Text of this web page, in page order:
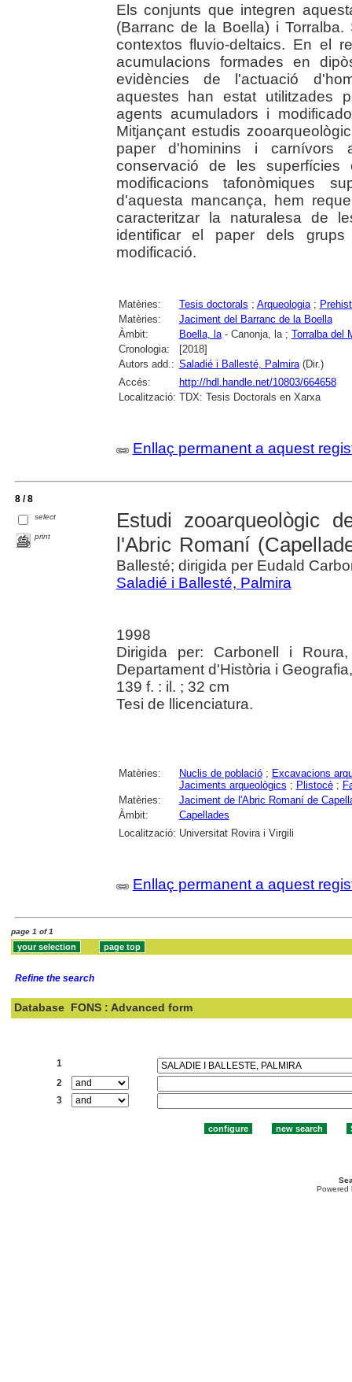
Els conjunts que integren
(Barranc de la Boella) i
contextos fluvio-deltaics. En el
acumulacions formades en
evidències de l'actuació
aquestes han estat utilitzades
agents acumuladors i
Mitjançant estudis
paper d'hominins i carnívors
conservació de les
modificacions tafonòmiques
d'aquesta mancança, hem
caracteritzar la naturalesa de
identificar el paper dels
modificació.
Matèries: Tesis doctorals ; Arqueologia;
Matèries:
Jaciment del Barranc de la Boella
Àmbit:
Boella, la- Canonja, la ; Torralba del
Cronologia:
[2018]
Autors add.: Saladié i Ballesté, Palmira(Dir.)
Accés:
http://hdl.handle.net/10803/664658
Localització: TDX: Tesis Doctorals en Xarxa
Enllaç permanent a aquest
8 / 8
select
print
Estudi zooarqueològic
l'Abric Romaní
Ballesté; dirigida per Eudald
Saladié i Ballesté, Palmira
1998
Dirigida per: Carbonell i
Departament d'Història i
139 f. : il. ; 32 cm
Tesi de llicenciatura.
Matèries: Nuclis de població; Excavacions
Jaciments arqueològics ; Plistocè;
Matèries:
Jaciment de l'Abric Romaní de
Àmbit:
Capellades
Localització: Universitat Rovira i Virgili
Enllaç permanent a aquest
page 1 of 1
Refine the search
Database FONS : Advanced form
1
2
3
Powered